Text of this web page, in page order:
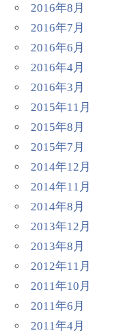
2016年8月
2016年7月
2016年6月
2016年4月
2016年3月
2015年11月
2015年8月
2015年7月
2014年12月
2014年11月
2014年8月
2013年12月
2013年8月
2012年11月
2011年10月
2011年6月
2011年4月